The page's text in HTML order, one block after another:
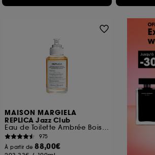
MAISON MARGIELA
REPLICA Jazz Club
Eau de Toilette Ambrée Boisée Rechargeable Mixte
975
À partir de88,00€